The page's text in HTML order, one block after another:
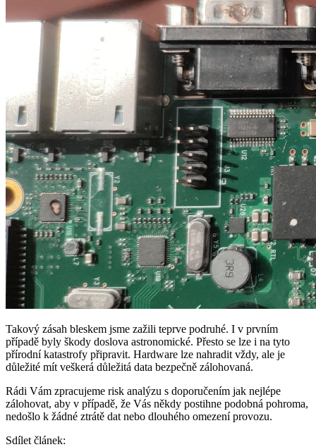
Takový zásah bleskem jsme zažili teprve podruhé. I v prvním
případě byly škody doslova astronomické. Přesto se lze i na tyto
přírodní katastrofy připravit. Hardware lze nahradit vždy, ale je
důležité mít veškerá důležitá data bezpečně zálohovaná.
Rádi Vám zpracujeme risk analýzu s doporučením jak nejlépe
zálohovat, aby v případě, že Vás někdy postihne podobná pohroma,
nedošlo k žádné ztrátě dat nebo dlouhého omezení provozu.
Sdílet článek: